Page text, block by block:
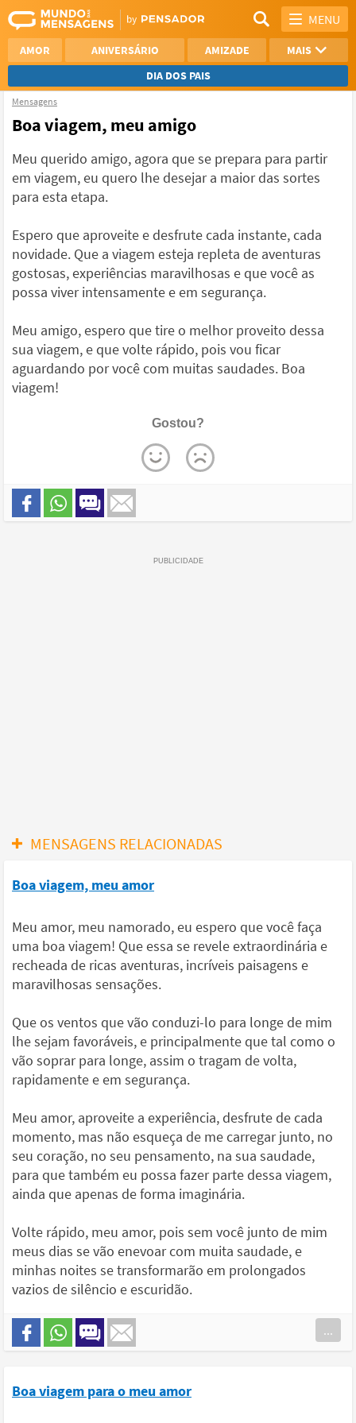
MENU
AMOR ANIVERSÁRIO AMIZADE
MAIS
DIA DOS PAIS
NAMORO
VER TODAS
Mensagens
Boa viagem, meu amigo
Meu querido amigo, agora que se prepara para partir
em viagem, eu quero lhe desejar a maior das sortes
para esta etapa.
Espero que aproveite e desfrute cada instante, cada
novidade. Que a viagem esteja repleta de aventuras
gostosas, experiências maravilhosas e que você as
possa viver intensamente e em segurança.
Meu amigo, espero que tire o melhor proveito dessa
sua viagem, e que volte rápido, pois vou ficar
aguardando por você com muitas saudades. Boa
viagem!
Gostou?
MENSAGENS RELACIONADAS
Boa viagem, meu amor
Meu amor, meu namorado, eu espero que você faça
uma boa viagem! Que essa se revele extraordinária e
recheada de ricas aventuras, incríveis paisagens e
maravilhosas sensações.
Que os ventos que vão conduzi-lo para longe de mim
lhe sejam favoráveis, e principalmente que tal como o
vão soprar para longe, assim o tragam de volta,
rapidamente e em segurança.
Meu amor, aproveite a experiência, desfrute de cada
momento, mas não esqueça de me carregar junto, no
seu coração, no seu pensamento, na sua saudade,
para que também eu possa fazer parte dessa viagem,
ainda que apenas de forma imaginária.
Volte rápido, meu amor, pois sem você junto de mim
meus dias se vão enevoar com muita saudade, e
minhas noites se transformarão em prolongados
vazios de silêncio e escuridão.
...
Boa viagem para o meu amor